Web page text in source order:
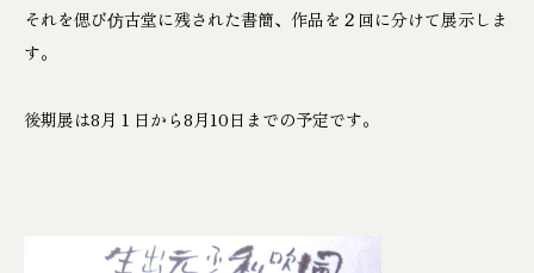
それを偲び仿古堂に残された書簡、作品を２回に分けて展示しま
す。
後期展は8月１日から8月10日までの予定です。